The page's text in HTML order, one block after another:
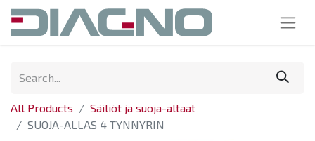
All Products
Säiliöt ja suoja-altaat
SUOJA-ALLAS 4 TYNNYRIN